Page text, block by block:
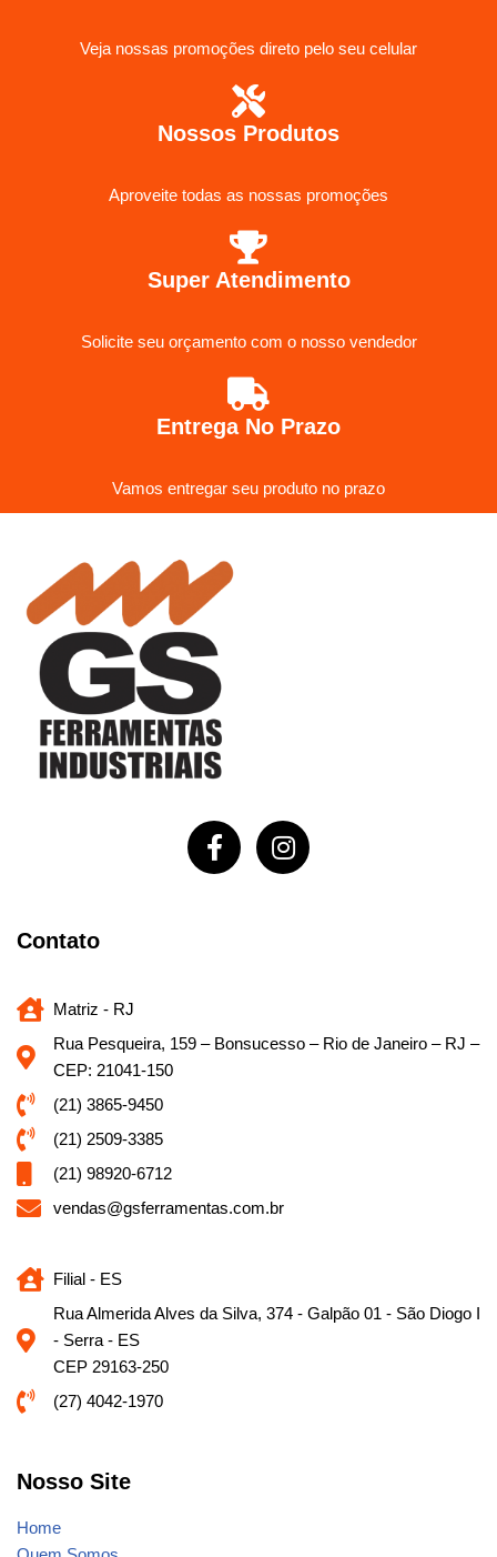
Veja nossas promoções direto pelo seu celular
Nossos Produtos
Aproveite todas as nossas promoções
Super Atendimento
Solicite seu orçamento com o nosso vendedor
Entrega No Prazo
Vamos entregar seu produto no prazo
Contato
Matriz - RJ
Rua Pesqueira, 159 – Bonsucesso – Rio de Janeiro – RJ –
CEP: 21041-150
(21) 3865-9450
(21) 2509-3385
(21) 98920-6712
vendas@gsferramentas.com.br
Filial - ES
Rua Almerida Alves da Silva, 374 - Galpão 01 - São Diogo I
- Serra - ES
CEP 29163-250
(27) 4042-1970
Nosso Site
Home